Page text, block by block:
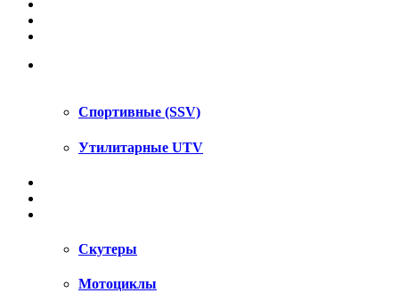
Спортивные (SSV)
Утилитарные UTV
Скутеры
Мотоциклы